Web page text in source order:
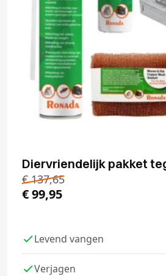
Diervriendelijk pakket
€137,65
€99,95
Levend vangen
Verjagen